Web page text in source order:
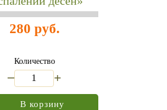
280 руб.
Количество
+
В корзину